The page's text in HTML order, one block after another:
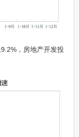
，房地产开发投